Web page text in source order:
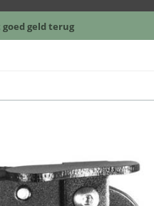
geld terug